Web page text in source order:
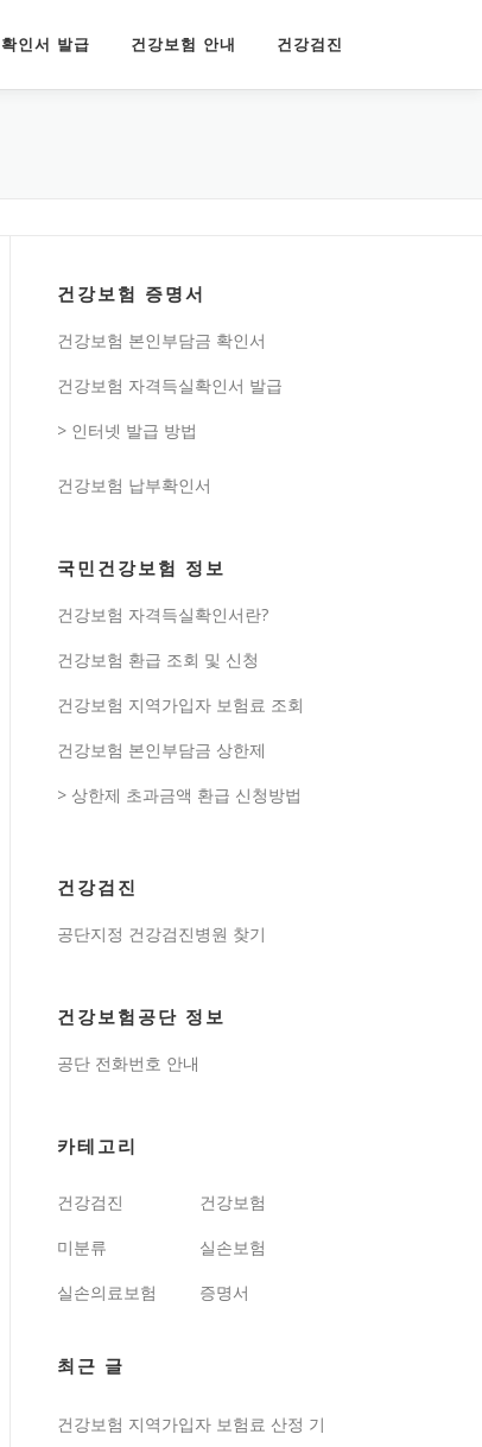
인서 발급 건강보험 안내 건강검진
건강보험 증명서
건강보험 본인부담금 확인서
건강보험 자격득실확인서 발급
> 인터넷 발급 방법
건강보험 납부확인서
국민건강보험 정보
건강보험 자격득실확인서란?
건강보험 환급 조회 및 신청
건강보험 지역가입자 보험료 조회
건강보험 본인부담금 상한제
> 상한제 초과금액 환급 신청방법
건강검진
공단지정 건강검진병원 찾기
건강보험공단 정보
공단 전화번호 안내
카테고리
건강검진
건강보험
미분류
실손보험
실손의료보험
증명서
최근 글
건강보험 지역가입자 보험료 산정 기